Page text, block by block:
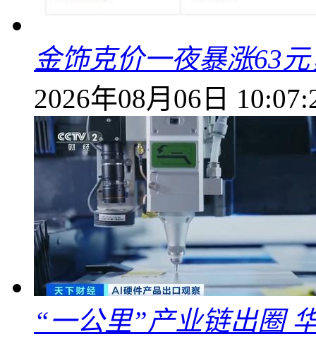
金饰克价一夜暴涨63
2026年08月06日
“一公里”产业链出圈